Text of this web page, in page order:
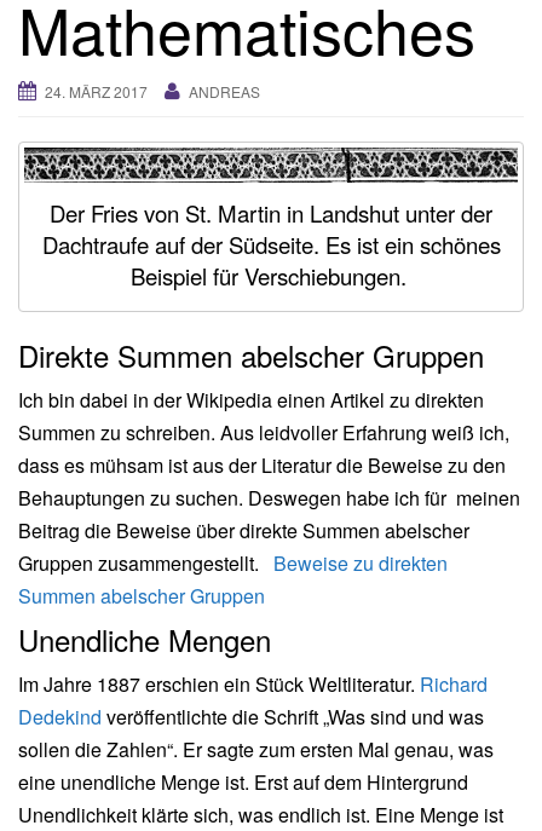
v
a
i
Mathematisches
24. MÄRZ 2017 ANDREAS
Der Fries von St. Martin in Landshut unter der
Dachtraufe auf der Südseite. Es ist ein schönes
Beispiel für Verschiebungen.
Direkte Summen abelscher Gruppen
Ich bin dabei in der Wikipedia einen Artikel zu direkten
Summen zu schreiben. Aus leidvoller Erfahrung weiß ich,
dass es mühsam ist aus der Literatur die Beweise zu den
Behauptungen zu suchen. Deswegen habe ich für meinen
Beitrag die Beweise über direkte Summen abelscher
Gruppen zusammengestellt. Beweise zu direkten
Summen abelscher Gruppen
Unendliche Mengen
Im Jahre 1887 erschien ein Stück Weltliteratur. Richard
Dedekind veröffentlichte die Schrift „Was sind und was
sollen die Zahlen“. Er sagte zum ersten Mal genau, was
eine unendliche Menge ist. Erst auf dem Hintergrund
Unendlichkeit klärte sich, was endlich ist. Eine Menge ist